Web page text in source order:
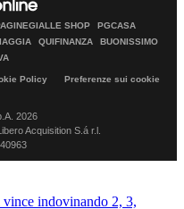
SHOP
PGCASA
QUIFINANZA
BUONISSIMO
Policy
Preferenze sui cookie
2026
Acquisition S.á r.l.